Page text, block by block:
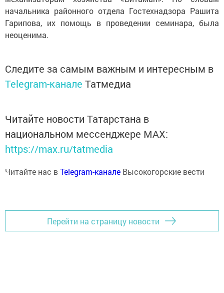
начальника районного отдела Гостехнадзора Рашита
Гарипова, их помощь в проведении семинара, была
неоценима.
Следите за самым важным и интересным в
Telegram-канале Татмедиа
Читайте новости Татарстана в
национальном мессенджере MАХ:
https://max.ru/tatmedia
Читайте нас вTelegram-канале Высокогорские вести
Перейти на страницу новости